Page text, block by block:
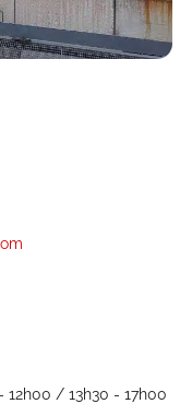
12h00 / 13h30 - 17h00